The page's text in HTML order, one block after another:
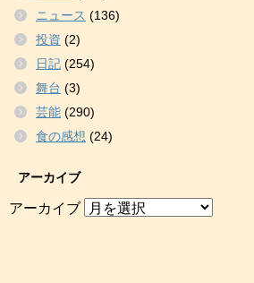
ニュース (136)
投資 (2)
日記 (254)
舞台 (3)
芸能 (290)
食の感想 (24)
アーカイブ
アーカイブ